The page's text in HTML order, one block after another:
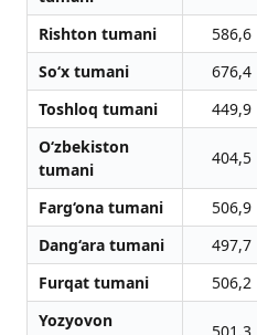
Rishton tumani 586,6
So‘x tumani
676,4
Toshloq tumani
449,9
O‘zbekiston
tumani
404,5
Farg‘ona tumani 506,9
Dang‘ara tumani
497,7
Furqat tumani
506,2
Yozyovon